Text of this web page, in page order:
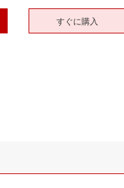
すぐに購入